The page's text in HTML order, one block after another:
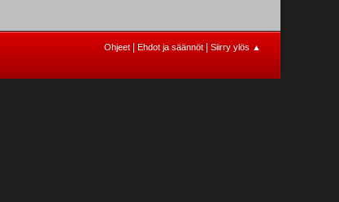
Ohjeet Ehdot ja säännöt Siirry ylös ▲